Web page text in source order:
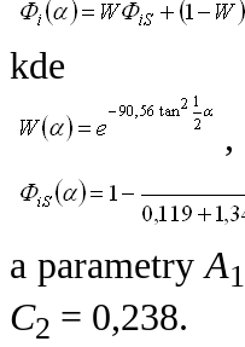
kde
,
a parametryA1
C2 = 0,238.